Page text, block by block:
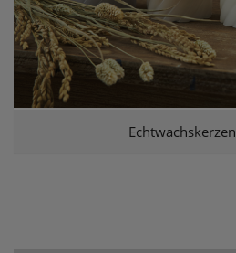
Echtwachskerzen